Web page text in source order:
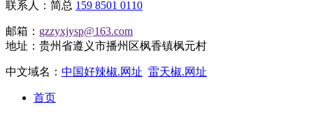
联系人：简总 159 8501 0110
邮箱： gzzyxjysp@163.com
地址：贵州省遵义市播州区枫香镇枫元村
中文域名： 中国好辣椒.网址 雷天椒.网址
首页